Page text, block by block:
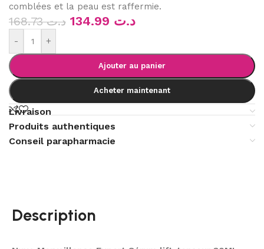
comblées et la peau est raffermie.
د.ت168.73 د.ت
- +
Ajouter au panier
Acheter maintenant
Livraison
Produits authentiques
Conseil parapharmacie
Description